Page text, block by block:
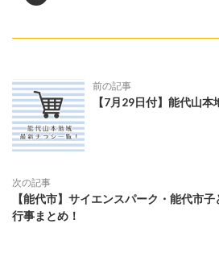
前の記事
【7月29日付】能代山本
次の記事
【能代市】サイエンスパーク・能代市子
行事まとめ！